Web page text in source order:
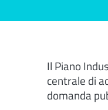
Il Piano
centrale di
domanda